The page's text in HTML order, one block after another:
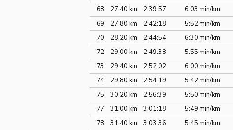
68
27,40 km 2:39:57 6:03 min/km
69
27,80 km 2:42:18 5:52 min/km
70
28,20 km 2:44:54 6:30 min/km
72
29,00 km 2:49:38 5:55 min/km
73
29,40 km 2:52:02 6:00 min/km
74
29,80 km 2:54:19 5:42 min/km
75
30,20 km 2:56:39 5:50 min/km
77
31,00 km 3:01:18 5:49 min/km
78
31,40 km 3:03:36 5:45 min/km